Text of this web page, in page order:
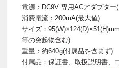
電源：DC9V 専用ACアダプター
消費電流：200mA(最大値)
サイズ：
等の突起物含む)
重量：約640g(付属品を含まず)
付属品：保証書、取扱説明書、